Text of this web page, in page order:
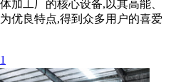
加工厂的核心设备,以其高能、
优良特点,得到众多用户的喜爱